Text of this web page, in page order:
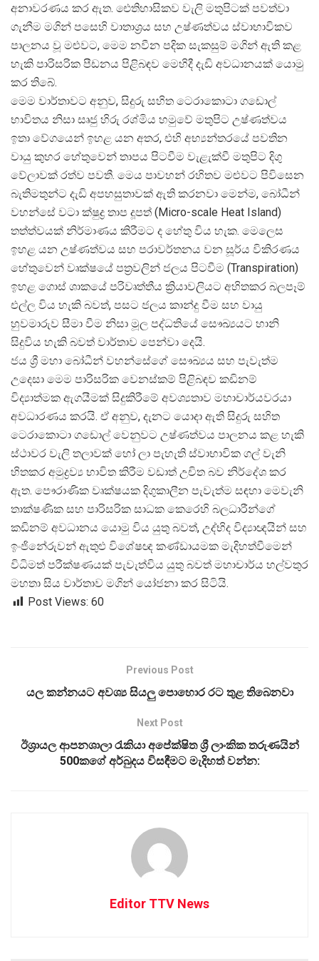
අනාවරණය කර ඇත. ඓතිහාසිකව වැලි මතුපිටක් පවත්වා
ගැනීම මගින් පසෙහි වාතාශ්රය සහ උෂ්ණත්වය ස්වාභාවිකව
පාලනය වූ මළුවට, මෙම නවීන පදික සැකසුම් මගින් ඇති කළ
හැකි පාරිසරික පීඩනය පිළිබඳව මෙහිදී දැඩි අවධානයක් යොමු
කර තිබේ.
මෙම වාර්තාවට අනුව, සිදුරු සහිත ටෙරාකොටා ගඩොල්
භාවිතය නිසා සෘජු හිරු රශ්මිය හමුවේ මතුපිට උෂ්ණත්වය
ඉතා වේගයෙන් ඉහළ යන අතර, එහි අභ්යන්තරයේ පවතින
වායු කුහර හේතුවෙන් තාපය පිටවීම වැළැක්වී මතුපිට දිගු
වේලාවක් රත්ව පවතී. මෙය පාවහන් රහිතව මළුවට පිවිසෙන
බැතිමතුන්ට දැඩි අපහසුතාවක් ඇති කරනවා මෙන්ම, බෝධීන්
වහන්සේ වටා ක්ෂුද් ර තාප දූපත් (Micro-scale Heat Island)
තත්ත්වයක් නිර්මාණය කිරීමට ද හේතු විය හැක. මෙලෙස
ඉහළ යන උෂ්ණත්වය සහ පරාවර්තනය වන සූර්ය විකිරණය
හේතුවෙන් වෘක්ෂයේ පත්රවලින් ජලය පිටවීම (Transpiration)
ඉහළ ගොස් ශාකයේ පරිවෘත්තීය ක්රියාවලියට අහිතකර බලපෑම්
එල්ල විය හැකි බවත්, පසට ජලය කාන්දු වීම සහ වායු
හුවමාරුව සීමා වීම නිසා මූල පද්ධතියේ සෞඛ්යයට හානි
සිදුවිය හැකි බවත් වාර්තාව පෙන්වා දෙයි.
ජය ශ් රී මහා බෝධීන් වහන්සේගේ සෞඛ්යය සහ පැවැත්ම
උදෙසා මෙම පාරිසරික වෙනස්කම් පිළිබඳව කඩිනම්
විද්යාත්මක ඇගයීමක් සිදුකිරීමේ අවශ්යතාව මහාචාර්යවරයා
අවධාරණය කරයි. ඒ අනුව, දැනට යොදා ඇති සිදුරු සහිත
ටෙරාකොටා ගඩොල් වෙනුවට උෂ්ණත්වය පාලනය කළ හැකි
ස්ථාවර වැලි තලාවක් හෝ ලා පැහැති ස්වාභාවික ගල් වැනි
හිතකර අමුද්රව් ය භාවිත කිරීම වඩාත් උචිත බව නිර්දේශ කර
ඇත. පෞරාණික වෘක්ෂයක දිගුකාලීන පැවැත්ම සඳහා මෙවැනි
තාක්ෂණික සහ පාරිසරික සාධක කෙරෙහි බලධාරීන්ගේ
කඩිනම් අවධානය යොමු විය යුතු බවත්, උද්භිද විද්යාඥයින් සහ
ඉංජිනේරුවන් ඇතුළු විශේෂඥ කණ්ඩායමක මැදිහත්වීමෙන්
විධිමත් පරීක්ෂණයක් පැවැත්විය යුතු බවත් මහාචාර්ය හල්වතුර
මහතා සිය වාර්තාව මගින් යෝජනා කර සිටියි.
Post Views: 60
Previous Post
යල කන්නයට අවශ්‍ය සියලු පොහොර රට තුළ තිබෙනවා
Next Post
ඊශ්‍රායල ආපනශාලා රැකියා අපේක්ෂිත ශ්‍රී ලාංකික තරුණයින්
500කගේ අර්බුදය විසඳීමට මැදිහත් වන්න:
Editor TTV News